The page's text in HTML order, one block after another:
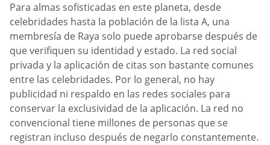
Para almas sofisticadas en este planeta, desde
celebridades hasta la población de la lista A, una
membresía de Raya solo puede aprobarse después de
que verifiquen su identidad y estado. La red social
privada y la aplicación de citas son bastante comunes
entre las celebridades. Por lo general, no hay
publicidad ni respaldo en las redes sociales para
conservar la exclusividad de la aplicación. La red no
convencional tiene millones de personas que se
registran incluso después de negarlo constantemente.